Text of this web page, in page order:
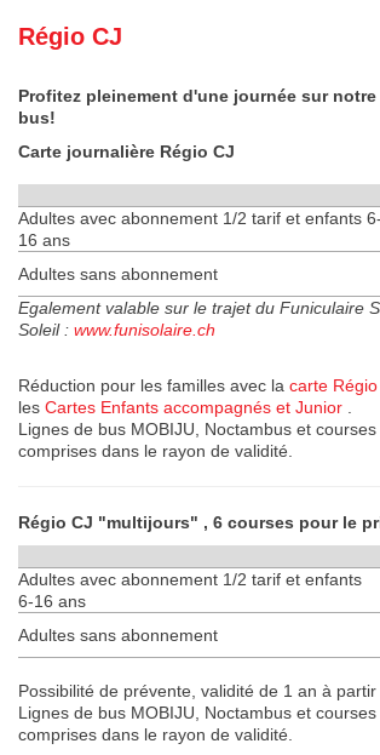
Régio CJ
Profitez pleinement d'une journée sur
bus!
Carte journalière Régio CJ
Adultes avec abonnement 1/2 tarif et enfants 6-
16 ans
Adultes sans abonnement
Egalement valable sur le trajet du Funiculaire
Soleil : www.funisolaire.ch
Réduction pour les familles avec la carte
les Cartes Enfants accompagnés et Junior
Lignes de bus MOBIJU, Noctambus et
comprises dans le rayon de validité.
Régio CJ "multijours" , 6 courses pour le
Adultes avec abonnement 1/2 tarif et enfants
6-16 ans
Adultes sans abonnement
Possibilité de prévente, validité de 1 an à
Lignes de bus MOBIJU, Noctambus et
comprises dans le rayon de validité.